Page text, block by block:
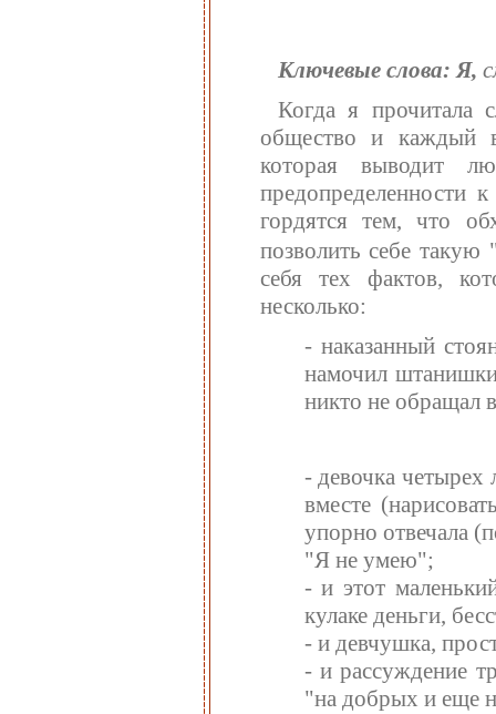
Ключевые слова: Я,
Когда я прочитала
общество и каждый
которая выводит
предопределенности
гордятся тем, что
позволить себе
себя тех фактов,
несколько:
- наказанный
намочил
никто не обращал
- девочка четырех
вместе
упорно отвечала
"Я не умею";
- и этот
кулаке деньги,
- и девчушка,
- и рассуждение
"на добрых и еще